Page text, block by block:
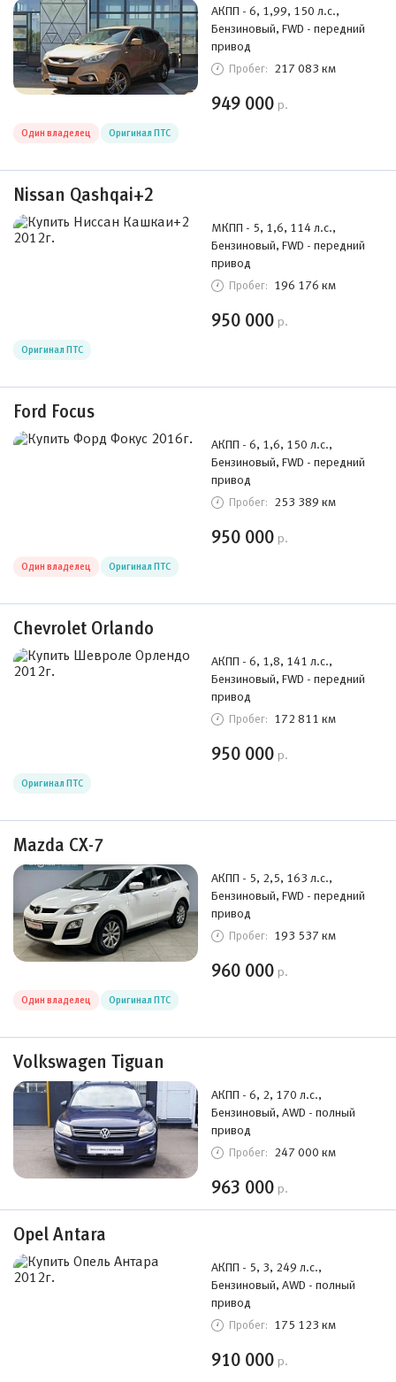
АКПП - 6, 1,99, 150 л.с.,
Бензиновый, FWD - передний
привод
Пробег: 217 083 км
949 000 р.
Один владелец Оригинал ПТС
Nissan Qashqai+2
МКПП - 5, 1,6, 114 л.с.,
Бензиновый, FWD - передний
привод
Пробег: 196 176 км
950 000 р.
Оригинал ПТС
Ford Focus
АКПП - 6, 1,6, 150 л.с.,
Бензиновый, FWD - передний
привод
Пробег: 253 389 км
950 000 р.
Один владелец Оригинал ПТС
Chevrolet Orlando
АКПП - 6, 1,8, 141 л.с.,
Бензиновый, FWD - передний
привод
Пробег: 172 811 км
950 000 р.
Оригинал ПТС
Mazda CX-7
АКПП - 5, 2,5, 163 л.с.,
Бензиновый, FWD - передний
привод
Пробег: 193 537 км
960 000 р.
Один владелец Оригинал ПТС
Volkswagen Tiguan
АКПП - 6, 2, 170 л.с.,
Бензиновый, AWD - полный
привод
Пробег: 247 000 км
963 000 р.
Opel Antara
АКПП - 5, 3, 249 л.с.,
Бензиновый, AWD - полный
привод
Пробег: 175 123 км
910 000 р.